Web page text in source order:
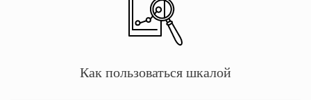
Как пользоваться шкалой